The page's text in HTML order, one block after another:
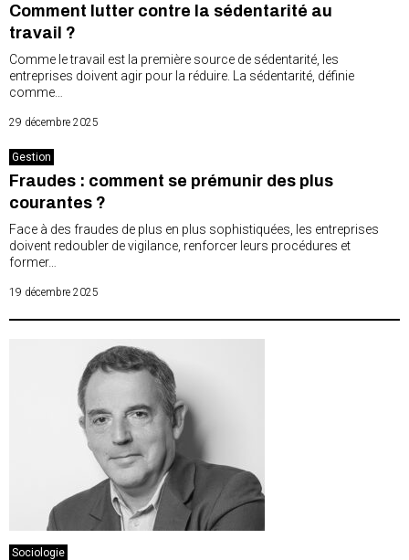
Comment lutter contre la sédentarité au
travail ?
Comme le travail est la première source de sédentarité, les
entreprises doivent agir pour la réduire. La sédentarité, définie
comme…
29 décembre 2025
Gestion
Fraudes : comment se prémunir des plus
courantes ?
Face à des fraudes de plus en plus sophistiquées, les entreprises
doivent redoubler de vigilance, renforcer leurs procédures et
former…
19 décembre 2025
Sociologie